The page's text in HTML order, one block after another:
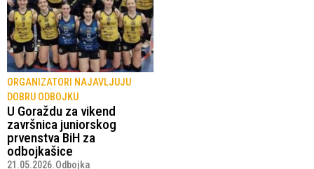
ORGANIZATORI NAJAVLJUJU
DOBRU ODBOJKU
U Goraždu za vikend
završnica juniorskog
prvenstva BiH za
odbojkašice
21.05.2026.Odbojka